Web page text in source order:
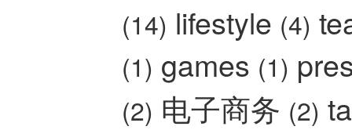
(14) lifestyle (4)
(1) games (1)
(2) 电子商务 (2)